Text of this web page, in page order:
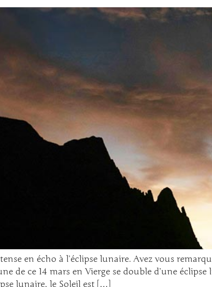
en écho à l’éclipse lunaire. Avez vous
de ce 14 mars en Vierge se double d’une
lunaire, le Soleil est […]